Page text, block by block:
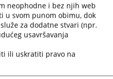
neophodne i bez njih web
u svom punom obimu, dok
za dodatne stvari (npr.
usavršavanja
ili uskratiti pravo na